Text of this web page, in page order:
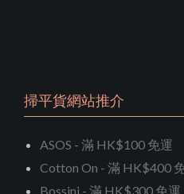
掃平貨網站推介
ASOS - 滿 HK$100 免運
Cotton On - 滿 HK$400
Bossini - 滿 HK$300 免運